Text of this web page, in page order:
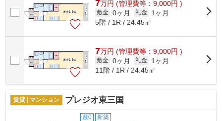
7万円 (管理費等：9,000円 )
敷金 0ヶ月 礼金
1ヶ月
5階 / 1R / 24.45㎡
7万円 (管理費等：9,000円 )
敷金 0ヶ月 礼金
1ヶ月
11階 / 1R / 24.45㎡
賃貸 | マンション プレジオ東三国
敷0 新築